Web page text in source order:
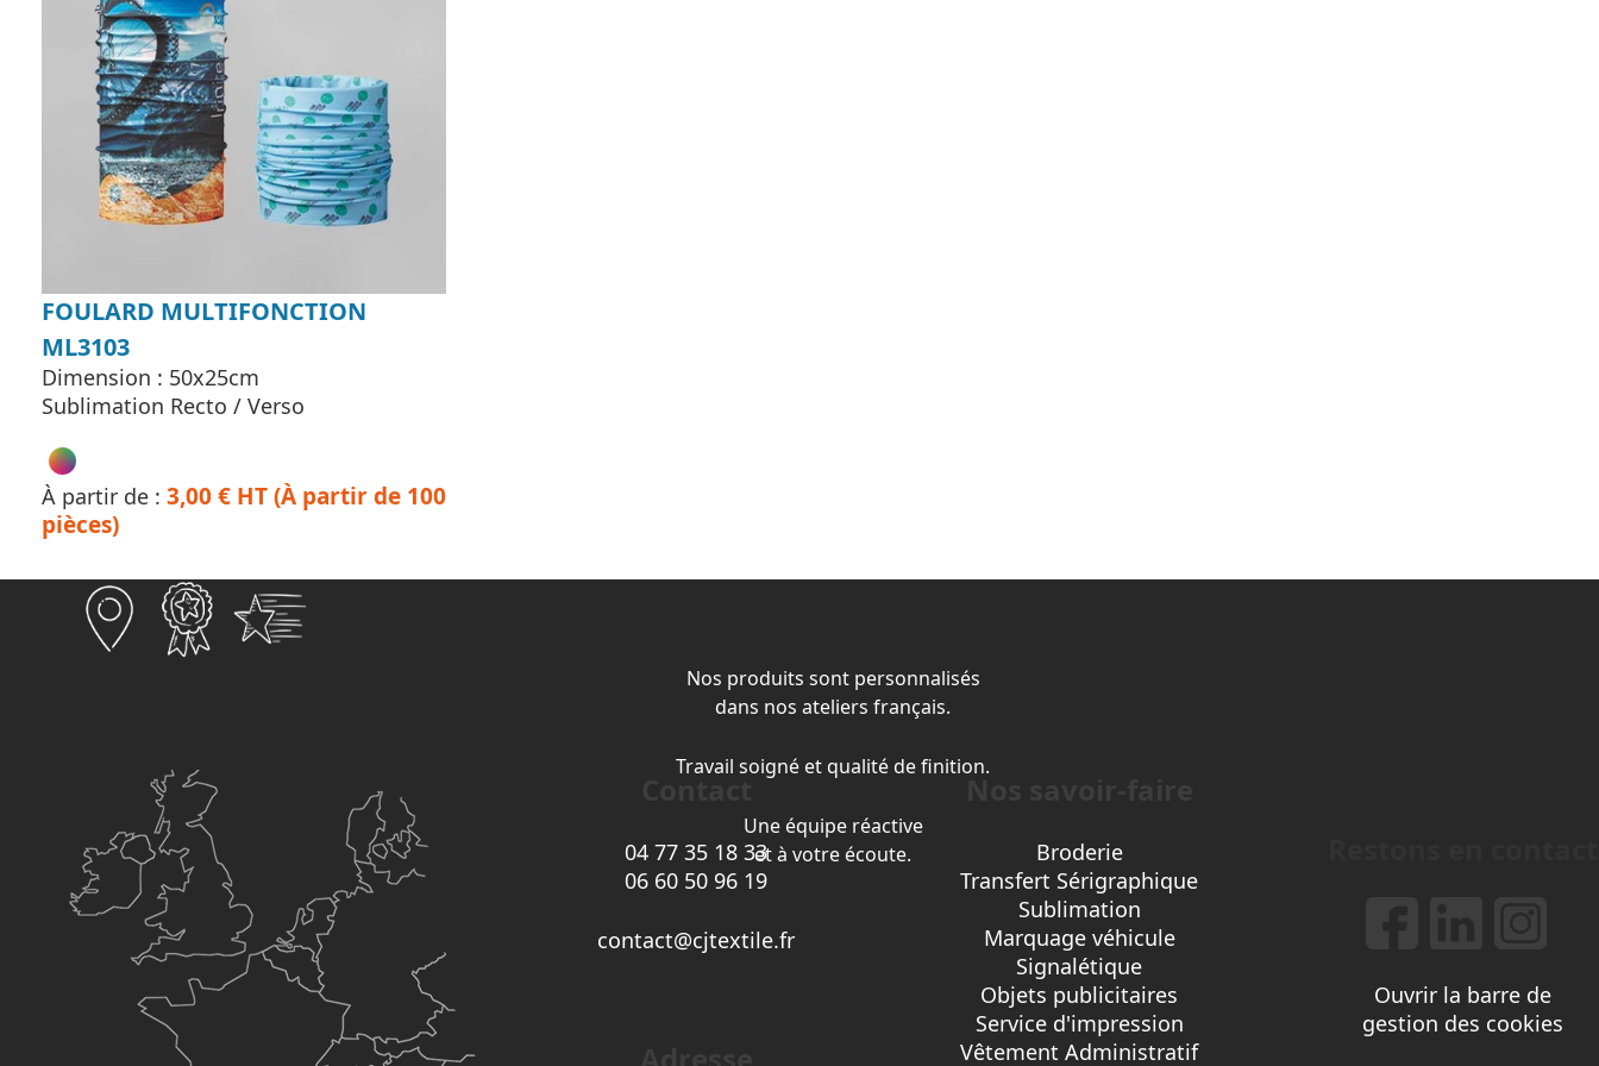
FOULARD MULTIFONCTION
ML3103
Dimension : 50x25cm
Sublimation Recto / Verso
À partir de : 3,00 € HT (À partir de 100
pièces)
Nos produits sont personnalisés
dans nos ateliers français.
Travail soigné et qualité de finition.
Une équipe réactive
et à votre écoute.
04 77 35 18 33
06 60 50 96 19
contact@cjtextile.fr
Broderie
Transfert Sérigraphique
Sublimation
Marquage véhicule
Signalétique
Objets publicitaires
Service d'impression
Vêtement Administratif
Ouvrir la barre de
gestion des cookies